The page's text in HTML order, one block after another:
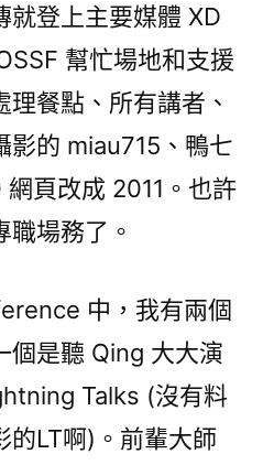
就登上主要媒體 XD
幫忙場地和支援
餐點、所有講者、
影的 miau715、鴨七
頁改成 2011。也許
職場務了。
中，我有兩個
個是聽 Qing 大大演
Talks (沒有料
的LT啊)。前輩大師